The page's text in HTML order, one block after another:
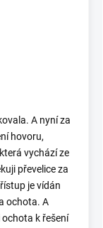
A nyní za
hovoru,
vychází ze
převelice za
je vídán
ochota. A
k řešení